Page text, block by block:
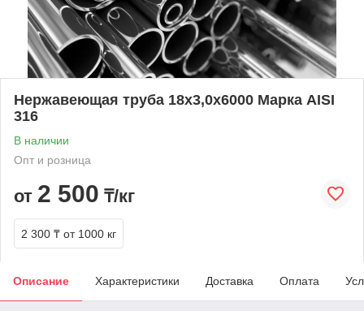
Нержавеющая труба 18х3,0х6000 Марка AISI
316
В наличии
Опт и розница
от 2 500 ₸/кг
2 300 ₸ от 1000 кг
Описание Характеристики Доставка Оплата